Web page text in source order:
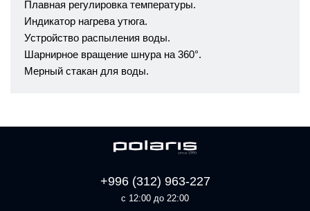
Плавная регулировка температуры.
Индикатор нагрева утюга.
Устройство распыления воды.
Шарнирное вращение шнура на 360°.
Мерный стакан для воды.
+996 (312) 963-227
с 12:00 до 22:00